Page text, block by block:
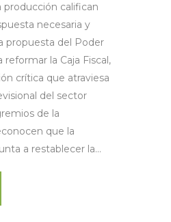
producción califican
necesaria y
propuesta del Poder
reformar la Caja Fiscal,
crítica que atraviesa
del sector
de la
que la
a restablecer la...